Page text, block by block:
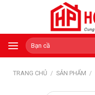
Tìm
kiếm:
TRANG CHỦ / SẢN PHẨM /